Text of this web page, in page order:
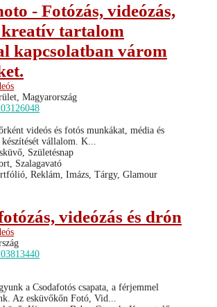
- Fotózás, videózás,
kreatív tartalom
kapcsolatban várom
Magyarország
videós és fotós munkákat, média és
vállalom. K...
Születésnap
Szalagavató
Reklám, Imázs, Tárgy, Glamour
videózás és drón
a Csodafotós csapata, a férjemmel
Az esküvőkőn Fotó, Vid...